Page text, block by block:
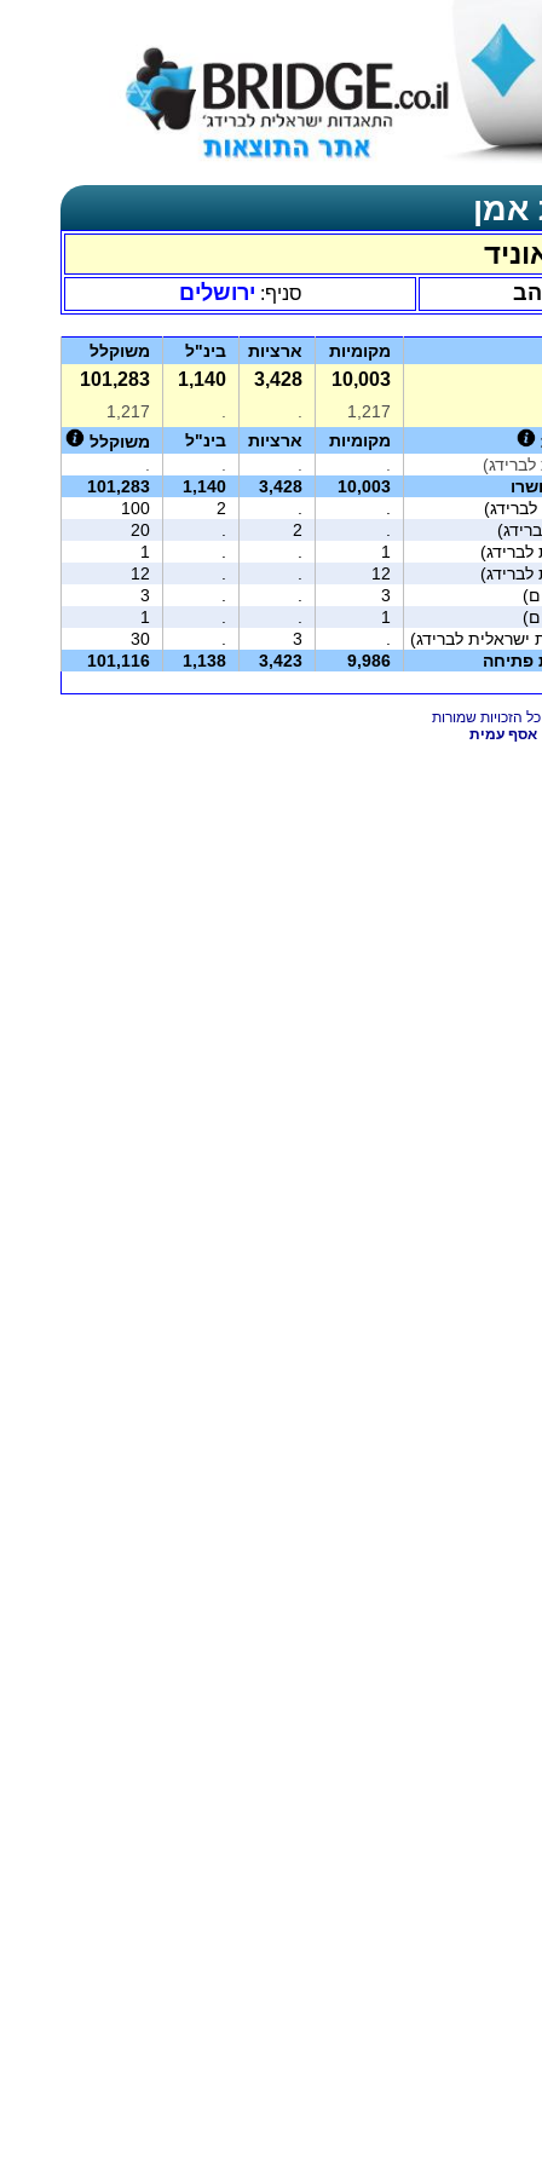
אמן
סניף: ירושלים
מקומיות ארציות בינ"ל משוקלל
10,003
3,428
1,140
101,283
1,217
1,217
מקומיות ארציות בינ"ל
משוקלל
10,003
3,428
1,140
101,283
2
100
2
20
1
1
12
12
3
3
1
1
ישראלית לברידג)
3
30
פתיחה
9,986
3,423
1,138
101,116
אסף עמית